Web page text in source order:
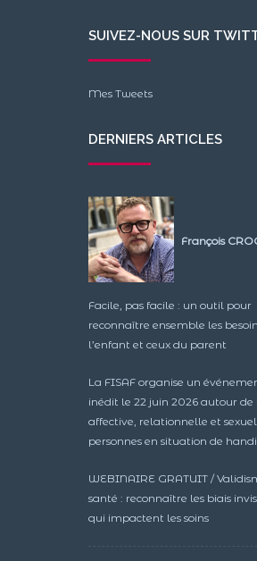
SUIVEZ-NOUS SUR
Mes Tweets
DERNIERS ARTICLES
François
Facile, pas facile : un outil pour
reconnaître ensemble les
l’enfant et ceux du parent
La FISAF organise un
inédit le 22 juin 2026 autour de
affective, relationnelle et
personnes en situation de
WEBINAIRE GRATUIT /
santé : reconnaître les biais
qui impactent les soins